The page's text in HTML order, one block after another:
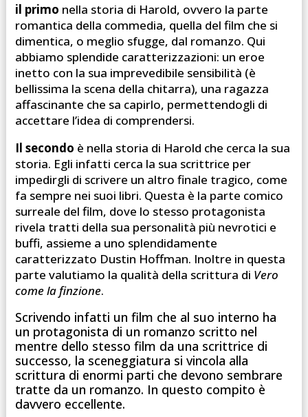
il primo nella storia di Harold, ovvero la parte
romantica della commedia, quella del film che si
dimentica, o meglio sfugge, dal romanzo. Qui
abbiamo splendide caratterizzazioni: un eroe
inetto con la sua imprevedibile sensibilità (è
bellissima la scena della chitarra), una ragazza
affascinante che sa capirlo, permettendogli di
accettare l’idea di comprendersi.
Il secondo è nella storia di Harold che cerca la sua
storia. Egli infatti cerca la sua scrittrice per
impedirgli di scrivere un altro finale tragico, come
fa sempre nei suoi libri. Questa è la parte comico
surreale del film, dove lo stesso protagonista
rivela tratti della sua personalità più nevrotici e
buffi, assieme a uno splendidamente
caratterizzato Dustin Hoffman. Inoltre in questa
parte valutiamo la qualità della scrittura di Vero
come la finzione.
Scrivendo infatti un film che al suo interno ha
un protagonista di un romanzo scritto nel
mentre dello stesso film da una scrittrice di
successo, la sceneggiatura si vincola alla
scrittura di enormi parti che devono sembrare
tratte da un romanzo. In questo compito è
davvero eccellente.